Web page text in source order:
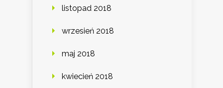
listopad 2018
wrzesień 2018
maj 2018
kwiecień 2018